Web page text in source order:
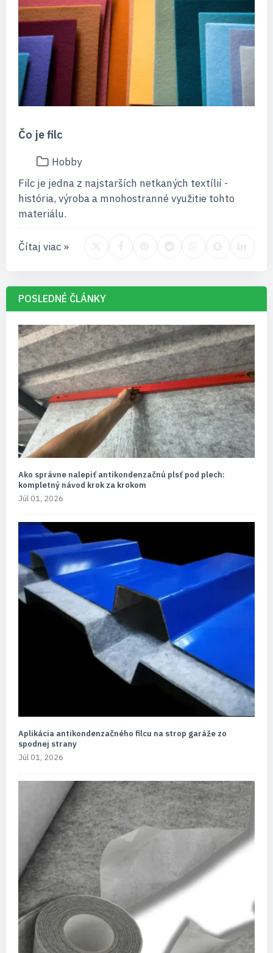
Čo je filc
Hobby
Filc je jedna z najstarších netkaných textílií -
história, výroba a mnohostranné využitie tohto
materiálu.
Čítaj viac »
POSLEDNÉ ČLÁNKY
Ako správne nalepiť antikondenzačnú plsť pod plech:
kompletný návod krok za krokom
Júl 01, 2026
Aplikácia antikondenzačného filcu na strop garáže zo
spodnej strany
Júl 01, 2026